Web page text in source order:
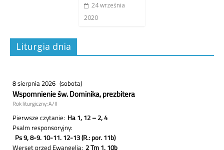
24 września
2020
Liturgia dnia